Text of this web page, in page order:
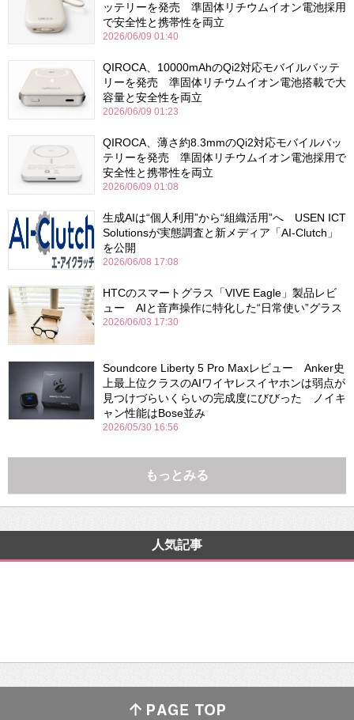
ッテリーを発売 準固体リチウムイオン電池採用
で安全性と携帯性を両立
2026/06/09 01:40
QIROCA、10000mAhのQi2対応モバイルバッテ
リーを発売 準固体リチウムイオン電池搭載で大
容量と安全性を両立
2026/06/09 01:23
QIROCA、薄さ約8.3mmのQi2対応モバイルバッ
テリーを発売 準固体リチウムイオン電池採用で
安全性と携帯性を両立
2026/06/09 01:08
生成AIは“個人利用”から“組織活用”へ USEN ICT
Solutionsが実態調査と新メディア「AI-Clutch」
を公開
2026/06/08 17:08
HTCのスマートグラス「VIVE Eagle」製品レビ
ュー AIと音声操作に特化した“日常使い”グラス
2026/06/03 17:30
Soundcore Liberty 5 Pro Maxレビュー Anker史
上最上位クラスのAIワイヤレスイヤホンは弱点が
見つけづらいくらいの完成度にびびった ノイキ
ャン性能はBose並み
2026/05/30 16:56
もっとみる
人気記事